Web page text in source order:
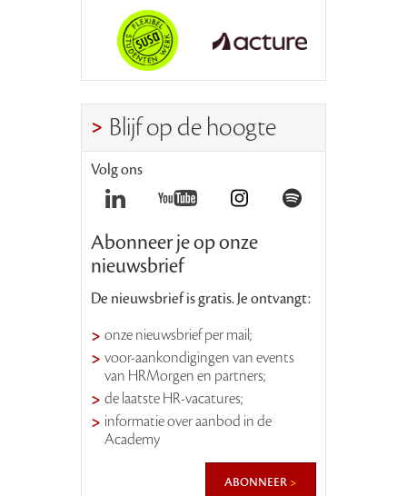
Blijf op de hoogte
Volg ons
Abonneer je op onze
nieuwsbrief
De nieuwsbrief is gratis. Je ontvangt:
onze nieuwsbrief per mail;
voor-aankondigingen van events
van HRMorgen en partners;
de laatste HR-vacatures;
informatie over aanbod in de
Academy
abonneer